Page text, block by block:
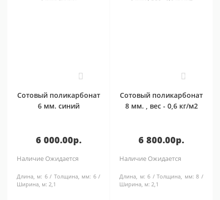
Сотовый поликарбонат
6 мм. синий
6 000.00р.
Наличие Ожидается
Длина, м: 6 Толщина, мм: 6
Ширина, м: 2,1
Сотовый поликарбонат
8 мм. , вес - 0,6 кг/м2
6 800.00р.
Наличие Ожидается
Длина, м: 6 Толщина, мм: 8
Ширина, м: 2,1